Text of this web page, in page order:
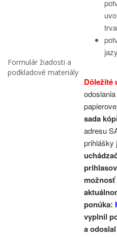
Formulár žiadosti a
podkladové materiály
Dôležité
sada
adresu
prihlášky
ponúka:
vyplnil
a